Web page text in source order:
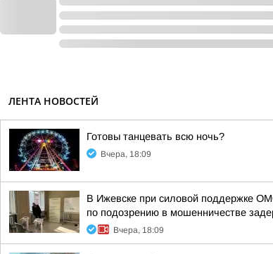
ЛЕНТА НОВОСТЕЙ
Готовы танцевать всю ночь?
Вчера, 18:09
В Ижевске при силовой поддержке
по подозрению в мошенничестве
Вчера, 18:09